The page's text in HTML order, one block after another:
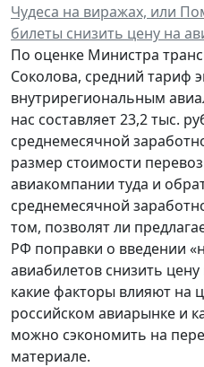
Чудеса на виражах, или
билеты снизить цену на
По оценке Министра
Соколова, средний тариф
внутрирегиональным
нас составляет 23,2 тыс.
среднемесячной
размер стоимости
авиакомпании туда и
среднемесячной
том, позволят ли
РФ поправки о введении
авиабилетов снизить
какие факторы влияют на
российском авиарынке и
можно сэкономить на
материале.